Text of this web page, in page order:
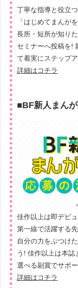
丁寧な指導と役立
「はじめてまんが
長所・短所が知り
セミナーへ投稿を!
て着実にステップ
詳細はコチラ
■BF新人まん
佳作以上は即デビ
第一線で活躍する
自分の力をぶつけ
う! 佳作以上は本
選べる副賞でサポ
詳細はコチラ